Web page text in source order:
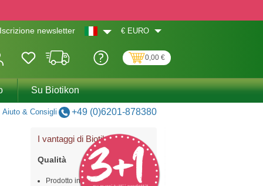
Iscrizione newsletter € EURO
0,00 €
Su Biotikon
Aiuto & Consigli +49 (0)6201-878380
I vantaggi di Biotikon®
Qualità
Prodotto in Germania